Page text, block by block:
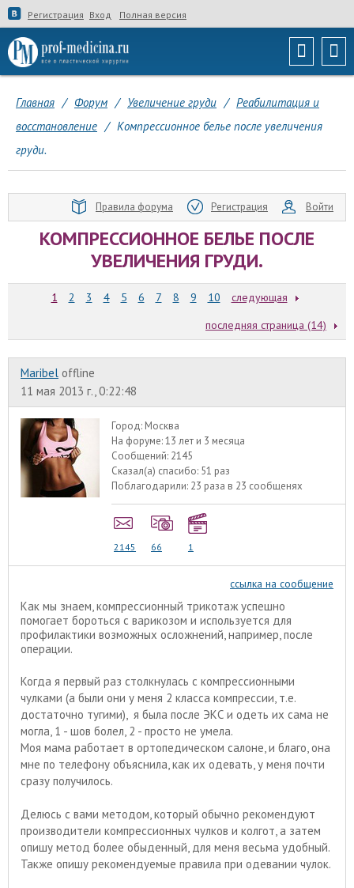
Регистрация Вход Полная версия
Главная / Форум / Увеличение груди / Реабилитация и
восстановление / Компрессионное белье после увеличения
груди.
Правила форума Регистрация Войти
КОМПРЕССИОННОЕ БЕЛЬЕ ПОСЛЕ
УВЕЛИЧЕНИЯ ГРУДИ.
1 2 3 4 5 6 7 8 9 10
следующая
последняя страница (14)
Maribel offline
11 мая 2013 г., 0:22:48
Город: Москва
На форуме:13 лет и 3 месяца
Сообщений: 2145
Сказал(а) спасибо: 51 раз
Поблагодарили: 23 раза в 23 сообщенях
2145 66 1
ссылка на сообщение
Как мы знаем, компрессионный трикотаж успешно
помогает бороться с варикозом и используется для
профилактики возможных осложнений, например, после
операции.
Когда я первый раз столкнулась с компрессионными
чулками (а были они у меня 2 класса компрессии, т.е.
достаточно тугими), я была после ЭКС и одеть их сама не
могла, 1 - шов болел, 2 - просто не умела.
Моя мама работает в ортопедическом салоне, и благо, она
мне по телефону объяснила, как их одевать, у меня почти
сразу получилось.
Делюсь с вами методом, который обычно рекомендуют
производители компрессионных чулков и колгот, а затем
опишу метод более обыденный, для меня весьма удобный.
Также опишу рекомендуемые правила при одевании чулок.